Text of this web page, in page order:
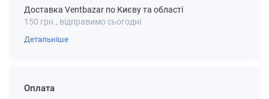
Доставка Ventbazar по Києву та області
150 грн., відправимо сьогодні
Детальніше
Оплата